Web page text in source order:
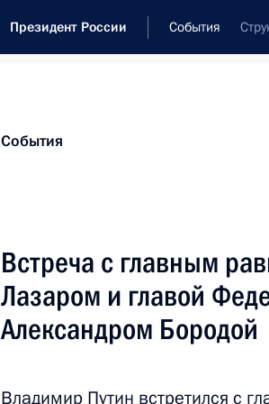
Президент России События
Новости
Телефонный разговор с
Ангелой Меркель
События
Встреча с главным
Лазаром и главой
Александром Бородой
Владимир Путин встретился с